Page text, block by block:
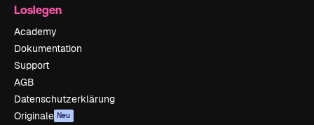
Loslegen
Academy
Dokumentation
Support
AGB
Datenschutzerklärung
Originale Neu